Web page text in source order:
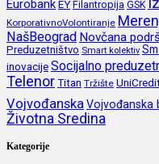
EurobankEY Filantropija GSK
KorporativnoVolontiranje
NašBeograd Novčana
Preduzetništvo Smart kolektiv
inovacijeSocijalno
TelenorTitan Tržište
VojvođanskaVojvođanska
Životna Sredina
Kategorije